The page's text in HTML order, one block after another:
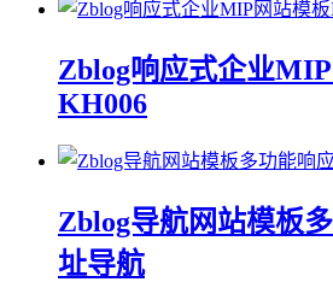
Zblog响应式企业
KH006
Zblog导航网站模板
址导航